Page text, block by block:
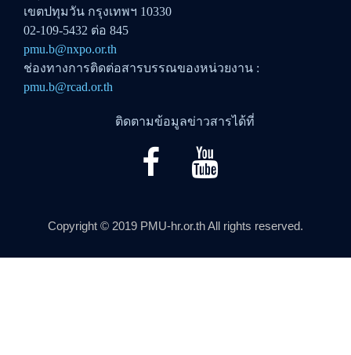
เขตปทุมวัน กรุงเทพฯ 10330
02-109-5432 ต่อ 845
pmu.b@nxpo.or.th
ช่องทางการติดต่อสารบรรณของหน่วยงาน :
pmu.b@rcad.or.th
ติดตามข้อมูลข่าวสารได้ที่
Copyright © 2019 PMU-hr.or.th All rights reserved.